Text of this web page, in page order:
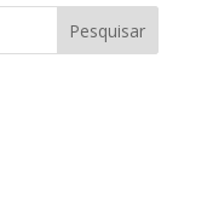
Pesquisar